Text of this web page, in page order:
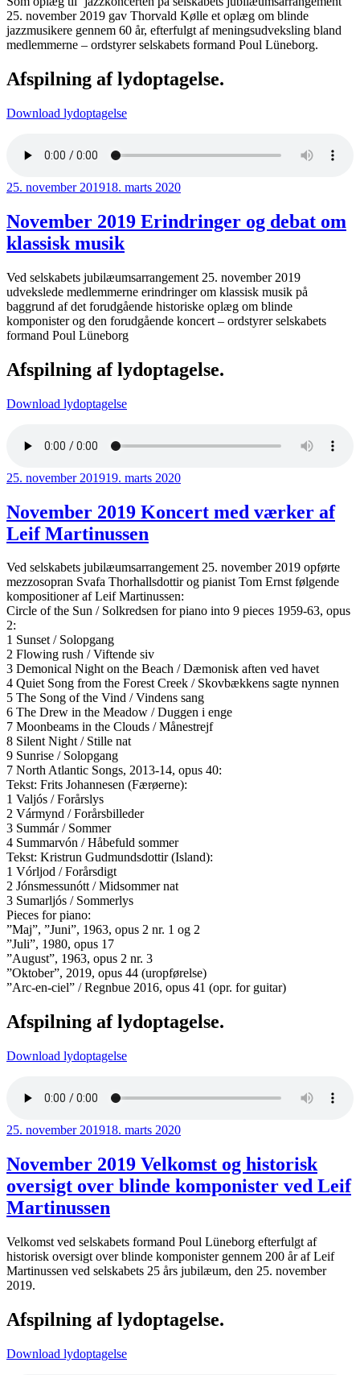
25. november 2019 gav Thorvald Kølle et oplæg om blinde
jazzmusikere gennem 60 år, efterfulgt af meningsudveksling bland
medlemmerne – ordstyrer selskabets formand Poul Lüneborg.
Afspilning af lydoptagelse.
Download lydoptagelse
Udgivet
25. november 201918. marts 2020
November 2019 Erindringer og debat om
klassisk musik
Ved selskabets jubilæumsarrangement 25. november 2019
udvekslede medlemmerne erindringer om klassisk musik på
baggrund af det forudgående historiske oplæg om blinde
komponister og den forudgående koncert – ordstyrer selskabets
formand Poul Lüneborg
Afspilning af lydoptagelse.
Download lydoptagelse
Udgivet
25. november 201919. marts 2020
November 2019 Koncert med værker af
Leif Martinussen
Ved selskabets jubilæumsarrangement 25. november 2019 opførte
mezzosopran Svafa Thorhallsdottir og pianist Tom Ernst følgende
kompositioner af Leif Martinussen:
Circle of the Sun / Solkredsen for piano into 9 pieces 1959-63, opus
2:
1 Sunset / Solopgang
2 Flowing rush / Viftende siv
3 Demonical Night on the Beach / Dæmonisk aften ved havet
4 Quiet Song from the Forest Creek / Skovbækkens sagte nynnen
5 The Song of the Vind / Vindens sang
6 The Drew in the Meadow / Duggen i enge
7 Moonbeams in the Clouds / Månestrejf
8 Silent Night / Stille nat
9 Sunrise / Solopgang
7 North Atlantic Songs, 2013-14, opus 40:
Tekst: Frits Johannesen (Færøerne):
1 Valjós / Forårslys
2 Vármynd / Forårsbilleder
3 Summár / Sommer
4 Summarvón / Håbefuld sommer
Tekst: Kristrun Gudmundsdottir (Island):
1 Vórljod / Forårsdigt
2 Jónsmessunótt / Midsommer nat
3 Sumarljós / Sommerlys
Pieces for piano:
”Maj”, ”Juni”, 1963, opus 2 nr. 1 og 2
”Juli”, 1980, opus 17
”August”, 1963, opus 2 nr. 3
”Oktober”, 2019, opus 44 (uropførelse)
”Arc-en-ciel” / Regnbue 2016, opus 41 (opr. for guitar)
Afspilning af lydoptagelse.
Download lydoptagelse
Udgivet
25. november 201918. marts 2020
November 2019 Velkomst og historisk
oversigt over blinde komponister ved Leif
Martinussen
Velkomst ved selskabets formand Poul Lüneborg efterfulgt af
historisk oversigt over blinde komponister gennem 200 år af Leif
Martinussen ved selskabets 25 års jubilæum, den 25. november
2019.
Afspilning af lydoptagelse.
Download lydoptagelse